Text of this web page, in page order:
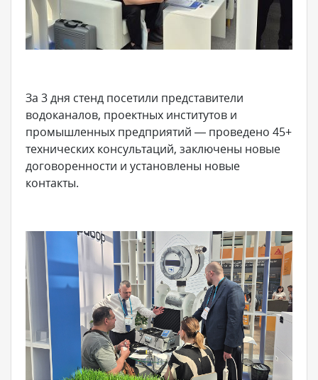
За 3 дня стенд посетили представители
водоканалов, проектных институтов и
промышленных предприятий — проведено 45+
технических консультаций, заключены новые
договоренности и установлены новые
контакты.